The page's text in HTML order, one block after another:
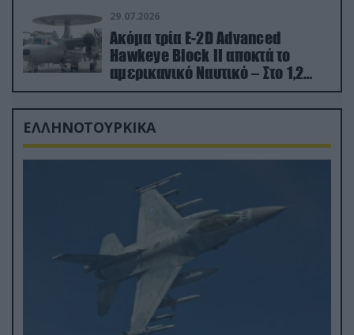
29.07.2026
Ακόμα τρία E-2D Advanced
Hawkeye Block II αποκτά το
αμερικανικό Ναυτικό – Στο 1,2
δισ.δολάρια το κόστος
ΕΛΛΗΝΟΤΟΥΡΚΙΚΑ